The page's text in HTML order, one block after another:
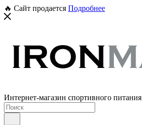
🔥 Сайт продается Подробнее
Интернет-магазин спортивного питания